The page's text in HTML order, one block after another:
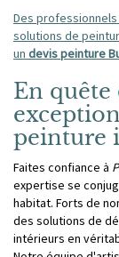
Des
solutions de
un devis peinture
En
peinture
Faites confiance à
expertise se
habitat. Forts de
des solutions de
intérieurs en